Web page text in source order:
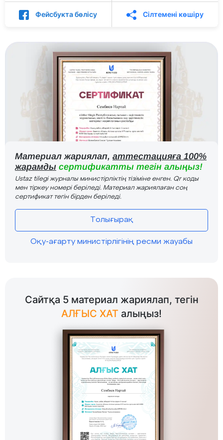
Фейсбукта бөлісу Сілтемені көшіру
Материал жариялап, аттестацияға 100%
жарамды сертификатты тегін алыңыз!
Ustaz tilegi журналы министірліктің тізіміне енген. Qr коды
мен тіркеу номері беріледі. Материал жариялаған соң
сертификат тегін бірден беріледі.
Толығырақ
Оқу-ағарту министірлігінің ресми жауабы
Сайтқа 5 материал жариялап, тегін
АЛҒЫС ХАТ алыңыз!